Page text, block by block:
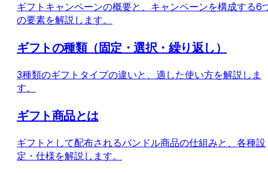
ギフトキャンペーンの概要と、キャンペーンを構成する6
の要素を解説します。
ギフトの種類（固定・選択・繰り返し）
3種類のギフトタイプの違いと、適した使い方を解説しま
す。
ギフト商品とは
ギフトとして配布されるバンドル商品の仕組みと、各種設
定・仕様を解説します。